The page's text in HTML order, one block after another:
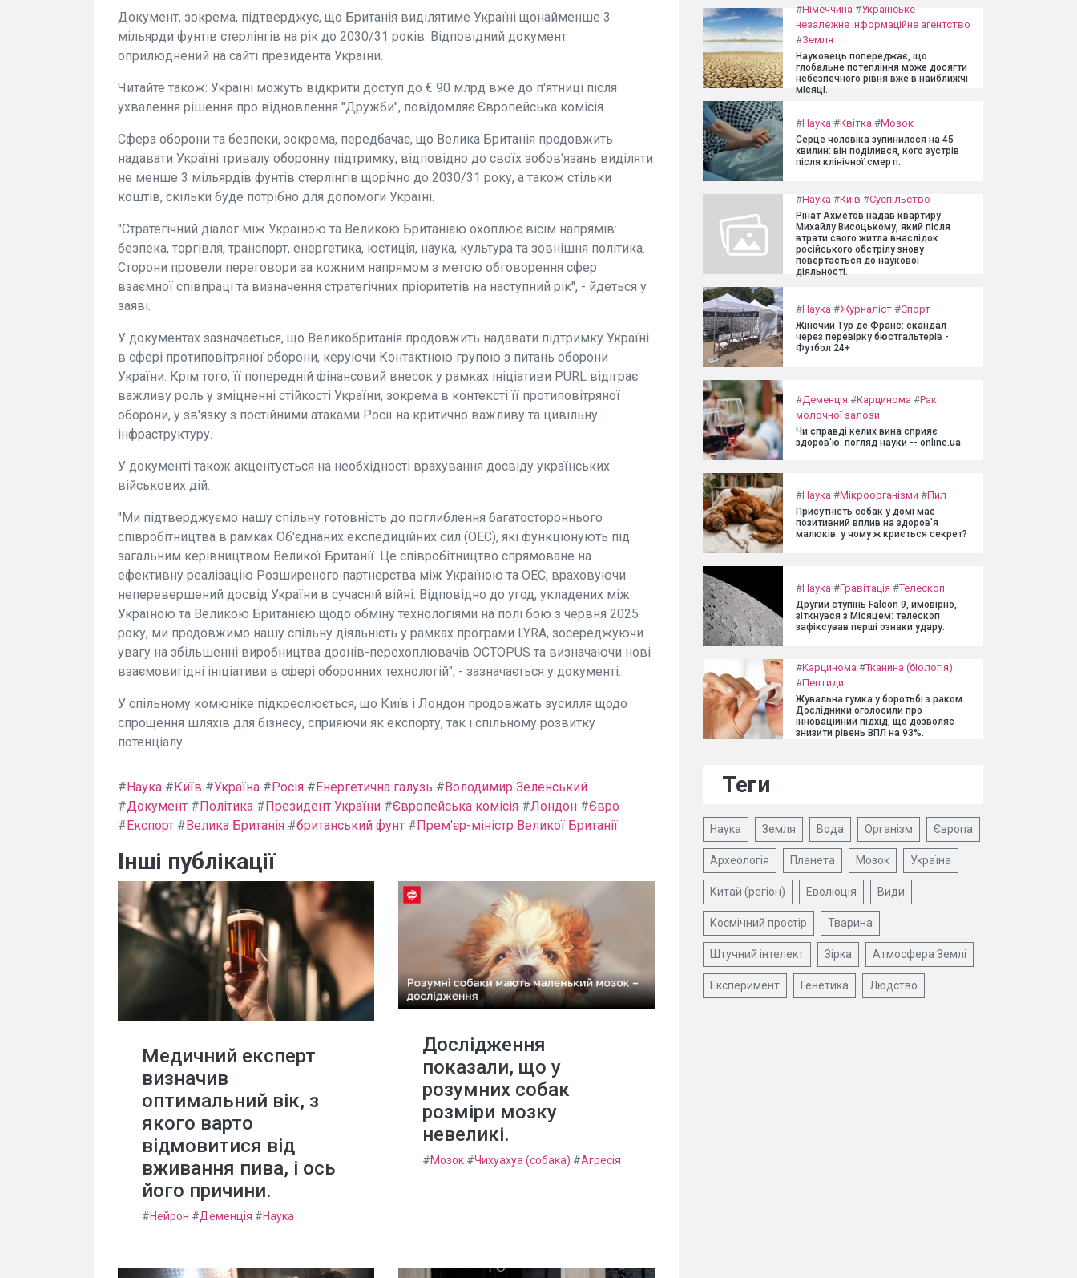
Документ, зокрема, підтверджує, що Британія виділятиме Україні щонайменше 3
мільярди фунтів стерлінгів на рік до 2030/31 років. Відповідний документ
оприлюднений на сайті президента України.
Читайте також: Україні можуть відкрити доступ до € 90 млрд вже до п'ятниці після
ухвалення рішення про відновлення "Дружби", повідомляє Європейська комісія.
Сфера оборони та безпеки, зокрема, передбачає, що Велика Британія продовжить
надавати Україні тривалу оборонну підтримку, відповідно до своїх зобов'язань виділяти
не менше 3 мільярдів фунтів стерлінгів щорічно до 2030/31 року, а також стільки
коштів, скільки буде потрібно для допомоги Україні.
"Стратегічний діалог між Україною та Великою Британією охоплює вісім напрямів:
безпека, торгівля, транспорт, енергетика, юстиція, наука, культура та зовнішня політика.
Сторони провели переговори за кожним напрямом з метою обговорення сфер
взаємної співпраці та визначення стратегічних пріоритетів на наступний рік", - йдеться у
заяві.
У документах зазначається, що Великобританія продовжить надавати підтримку Україні
в сфері протиповітряної оборони, керуючи Контактною групою з питань оборони
України. Крім того, її попередній фінансовий внесок у рамках ініціативи PURL відіграє
важливу роль у зміцненні стійкості України, зокрема в контексті її протиповітряної
оборони, у зв'язку з постійними атаками Росії на критично важливу та цивільну
інфраструктуру.
У документі також акцентується на необхідності врахування досвіду українських
військових дій.
"Ми підтверджуємо нашу спільну готовність до поглиблення багатостороннього
співробітництва в рамках Об'єднаних експедиційних сил (ОЕС), які функціонують під
загальним керівництвом Великої Британії. Це співробітництво спрямоване на
ефективну реалізацію Розширеного партнерства між Україною та ОЕС, враховуючи
неперевершений досвід України в сучасній війні. Відповідно до угод, укладених між
Україною та Великою Британією щодо обміну технологіями на полі бою з червня 2025
року, ми продовжимо нашу спільну діяльність у рамках програми LYRA, зосереджуючи
увагу на збільшенні виробництва дронів-перехоплювачів OCTOPUS та визначаючи нові
взаємовигідні ініціативи в сфері оборонних технологій", - зазначається у документі.
У спільному комюніке підкреслюється, що Київ і Лондон продовжать зусилля щодо
спрощення шляхів для бізнесу, сприяючи як експорту, так і спільному розвитку
потенціалу.
#Наука #Київ #Україна #Росія #Енергетична галузь #Володимир Зеленський
#Документ #Політика #Президент України #Європейська комісія #Лондон #Євро
#Експорт #Велика Британія #британський фунт #Прем'єр-міністр Великої Британії
Інші публікації
Медичний експерт
визначив
оптимальний вік, з
якого варто
відмовитися від
вживання пива, і ось
його причини.
#Нейрон #Деменція #Наука
Дослідження
показали, що у
розумних собак
розміри мозку
невеликі.
#Мозок #Чихуахуа (собака) #Агресія
#Німеччина #Українське
незалежне інформаційне агентство
#Земля
Науковець попереджає, що
глобальне потепління може досягти
небезпечного рівня вже в найближчі
місяці.
#Наука #Квітка #Мозок
Серце чоловіка зупинилося на 45
хвилин: він поділився, кого зустрів
після клінічної смерті.
#Наука #Київ #Суспільство
Рінат Ахметов надав квартиру
Михайлу Висоцькому, який після
втрати свого житла внаслідок
російського обстрілу знову
повертається до наукової
діяльності.
#Наука #Журналіст #Спорт
Жіночий Тур де Франс: скандал
через перевірку бюстгальтерів -
Футбол 24+
#Деменція #Карцинома #Рак
молочної залози
Чи справді келих вина сприяє
здоров'ю: погляд науки -- online.ua
#Наука #Мікроорганізми #Пил
Присутність собак у домі має
позитивний вплив на здоров'я
малюків: у чому ж криється секрет?
#Наука #Гравітація #Телескоп
Другий ступінь Falcon 9, ймовірно,
зіткнувся з Місяцем: телескоп
зафіксував перші ознаки удару.
#Карцинома #Тканина (біологія)
#Пептиди
Жувальна гумка у боротьбі з раком.
Дослідники оголосили про
інноваційний підхід, що дозволяє
знизити рівень ВПЛ на 93%.
Теги
Наука Земля Вода Організм Європа
Археологія Планета Мозок Україна
Китай (регіон) Еволюція Види
Космічний простір Тварина
Штучний інтелект Зірка Атмосфера Землі
Експеримент Генетика Людство